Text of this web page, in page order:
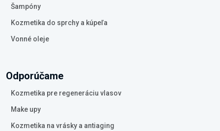
Šampóny
Kozmetika do sprchy a kúpeľa
Vonné oleje
Odporúčame
Kozmetika pre regeneráciu vlasov
Make upy
Kozmetika na vrásky a antiaging